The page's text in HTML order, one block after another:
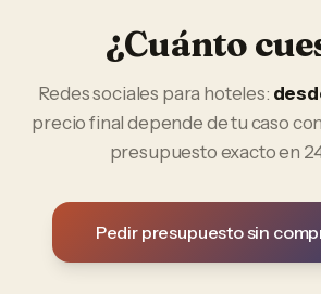
¿Cuánto
Redes sociales para hoteles:
precio final depende de tu caso
presupuesto exacto en
Pedir presupuesto sin